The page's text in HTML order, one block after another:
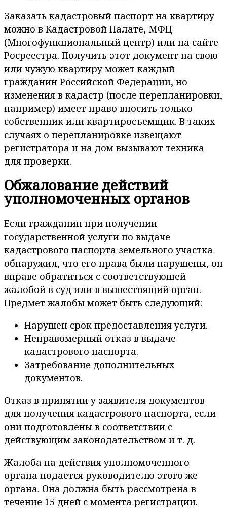
Заказать кадастровый паспорт на квартиру
можно в Кадастровой Палате, МФЦ
(Многофункциональный центр) или на сайте
Росреестра. Получить этот документ на свою
или чужую квартиру может каждый
гражданин Российской Федерации, но
изменения в кадастр (после перепланировки,
например) имеет право вносить только
собственник или квартиросъемщик. В таких
случаях о перепланировке извещают
регистратора и на дом вызывают техника
для проверки.
Обжалование действий
уполномоченных органов
Если гражданин при получении
государственной услуги по выдаче
кадастрового паспорта земельного участка
обнаружил, что его права были нарушены, он
вправе обратиться с соответствующей
жалобой в суд или в вышестоящий орган.
Предмет жалобы может быть следующий:
Нарушен срок предоставления услуги.
Неправомерный отказ в выдаче
кадастрового паспорта.
Затребование дополнительных
документов.
Отказ в принятии у заявителя документов
для получения кадастрового паспорта, если
они подготовлены в соответствии с
действующим законодательством и т. д.
Жалоба на действия уполномоченного
органа подается руководителю этого же
органа. Она должна быть рассмотрена в
течение 15 дней с момента регистрации.